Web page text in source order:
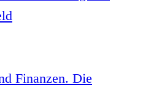
Finanzen. Die